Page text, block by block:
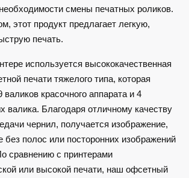
смены печатных роликов.
этот продукт предлагает легкую,
печать.
используется высококачественная
печати тяжелого типа, которая
валиков красочного аппарата и 4
валика. Благодаря отличному качеству
чернил, получается изображение,
без полос или посторонних изображений
сравнению с принтерами
или высокой печати, наш офсетный